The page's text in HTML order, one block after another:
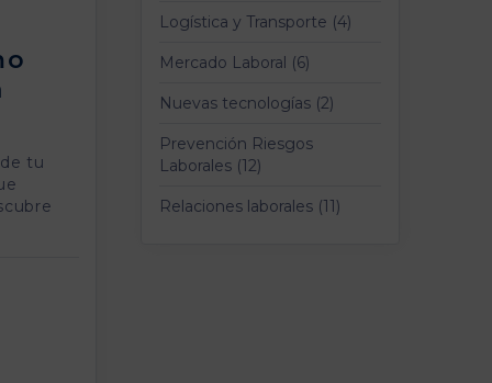
tu
Logística y Transporte (4)
Mercado Laboral (6)
Nuevas tecnologías (2)
Prevención Riesgos
Laborales (12)
Relaciones laborales (11)